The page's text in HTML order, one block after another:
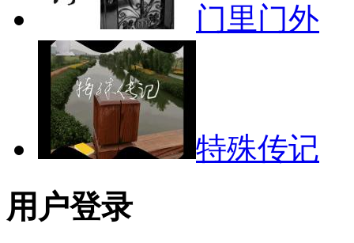
门里门外
特殊传记
用户登录